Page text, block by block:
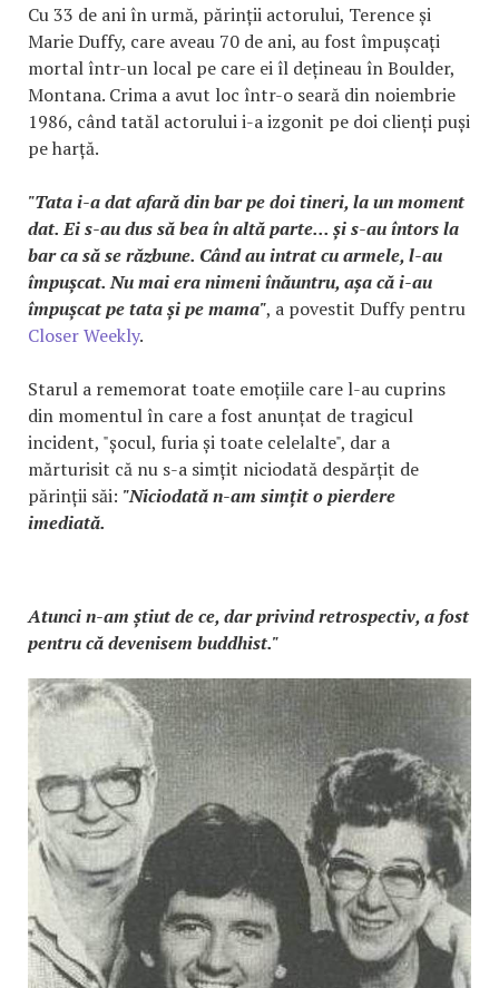
Cu 33 de ani în urmă, părinții actorului, Terence și
Marie Duffy, care aveau 70 de ani, au fost împușcați
mortal într-un local pe care ei îl dețineau în Boulder,
Montana. Crima a avut loc într-o seară din noiembrie
1986, când tatăl actorului i-a izgonit pe doi clienți puși
pe harță.
"Tata i-a dat afară din bar pe doi tineri, la un moment
dat. Ei s-au dus să bea în altă parte... și s-au întors la
bar ca să se răzbune. Când au intrat cu armele, l-au
împușcat. Nu mai era nimeni înăuntru, așa că i-au
împușcat pe tata și pe mama", a povestit Duffy pentru
Closer Weekly.
Starul a rememorat toate emoțiile care l-au cuprins
din momentul în care a fost anunțat de tragicul
incident, "șocul, furia și toate celelalte", dar a
mărturisit că nu s-a simțit niciodată despărțit de
părinții săi: "Niciodată n-am simțit o pierdere
imediată.
Atunci n-am știut de ce, dar privind retrospectiv, a fost
pentru că devenisem buddhist."